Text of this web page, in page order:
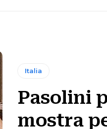
Italia
Pasolini
mostra